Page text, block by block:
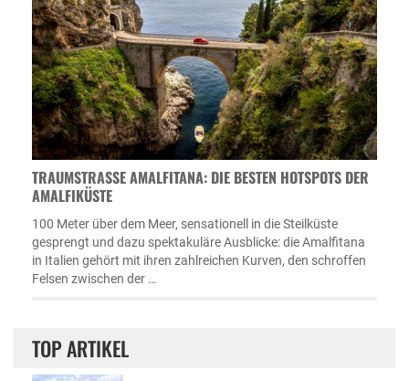
TRAUMSTRASSE AMALFITANA: DIE BESTEN HOTSPOTS DER A
MALFIKÜSTE
100 Meter über dem Meer, sensationell in die Steilküste
gesprengt und dazu spektakuläre Ausblicke: die Amalfitana
in Italien gehört mit ihren zahlreichen Kurven, den schroffen
Felsen zwischen der …
TOP ARTIKEL